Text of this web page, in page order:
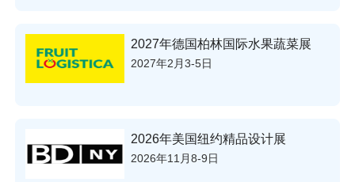
2027年德国柏林国际水果蔬菜展
2027年2月3-5日
2026年美国纽约精品设计展
2026年11月8-9日